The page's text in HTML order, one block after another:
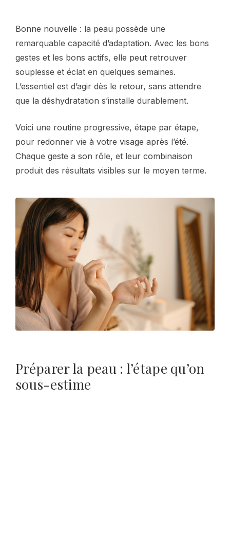
Bonne nouvelle : la peau possède une
remarquable capacité d’adaptation. Avec les bons
gestes et les bons actifs, elle peut retrouver
souplesse et éclat en quelques semaines.
L’essentiel est d’agir dès le retour, sans attendre
que la déshydratation s’installe durablement.
Voici une routine progressive, étape par étape,
pour redonner vie à votre visage après l’été.
Chaque geste a son rôle, et leur combinaison
produit des résultats visibles sur le moyen terme.
Préparer la peau : l’étape qu’on
sous-estime